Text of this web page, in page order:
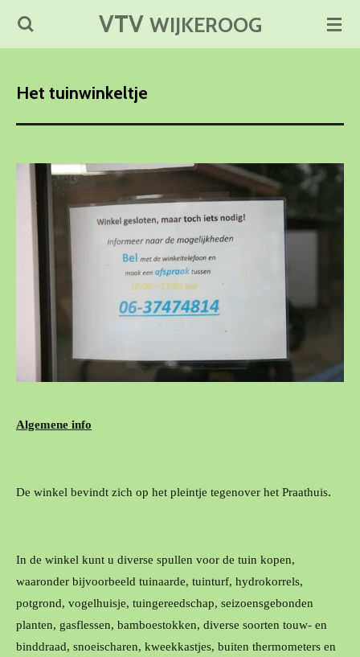
Ga
VTV WIJKEROOG
Het tuinwinkeltje
Algemene info
De winkel bevindt zich op het pleintje tegenover het Praathuis.
In de winkel kunt u diverse spullen voor de tuin kopen,
waaronder bijvoorbeeld tuinaarde, tuinturf, hydrokorrels,
potgrond, vogelhuisje, tuingereedschap, seizoensgebonden
planten, gasflessen, bamboestokken, diverse soorten touw- en
binddraad, snoeischaren, kweekkastjes, buiten thermometers en